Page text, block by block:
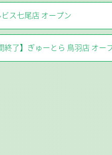
ビス七尾店 オープン
終了】ぎゅーとら 鳥羽店 オー